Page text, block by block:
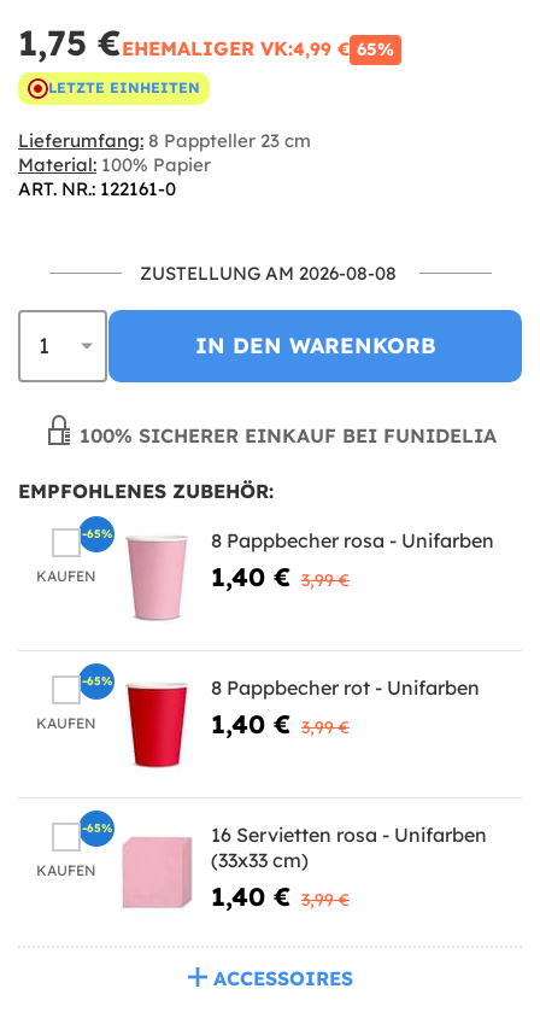
1,75 €EHEMALIGER VK:4,99 € 65%
LETZTE EINHEITEN
Lieferumfang: 8 Pappteller 23 cm
Material: 100% Papier
ART. NR.: 122161-0
ZUSTELLUNG AM 2026-08-08
IN DEN WARENKORB
100% SICHERER EINKAUF BEI FUNIDELIA
EMPFOHLENES ZUBEHÖR:
KAUFEN
8 Pappbecher rosa - Unifarben
1,40 € 3,99 €
-65%
KAUFEN
8 Pappbecher rot - Unifarben
1,40 € 3,99 €
-65%
KAUFEN
16 Servietten rosa - Unifarben
(33x33 cm)
1,40 € 3,99 €
-65%
ACCESSOIRES